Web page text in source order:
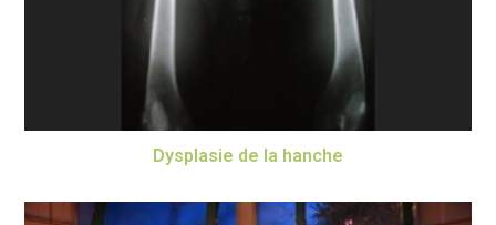
Dysplasie de la hanche